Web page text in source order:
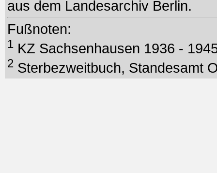
aus dem Landesarchiv Berlin.
Fußnoten:
1 KZ Sachsenhausen 1936 -
2 Sterbezweitbuch, Standesamt